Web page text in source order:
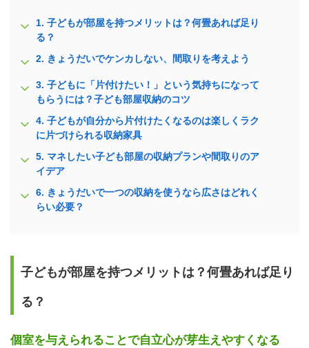
1. 子どもが部屋を持つメリットは？何畳あれば足り
る？
2. きょうだいでケンカしない、間取りを考えよう
3. 子どもに「片付けたい！」という気持ちになって
もらうには？子ども部屋収納のコツ
4. 子どもが自分から片付けたくなるのは楽しくラク
に片づけられる収納家具
5. マネしたい子ども部屋の収納プランや間取りのア
イデア
6. きょうだいで一つの収納を使うなら広さはどれく
らい必要？
子どもが部屋を持つメリットは？何畳あれば足り
る？
個室を与えられることで自立心が芽生えやすくなる